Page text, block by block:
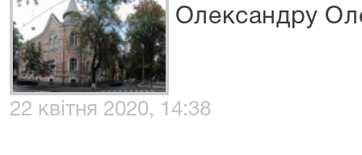
Олександру
22 квітня 2020, 14:38